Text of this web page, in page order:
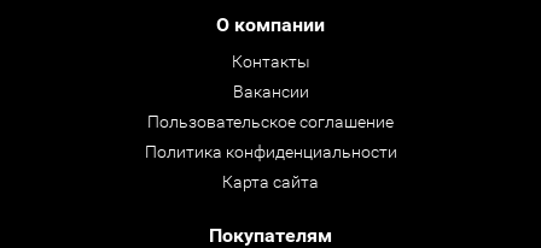
О компании
Контакты
Вакансии
Пользовательское соглашение
Политика конфиденциальности
Карта сайта
Покупателям